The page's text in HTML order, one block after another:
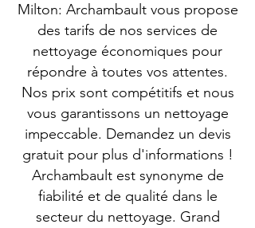
Milton: Archambault vous propose
des tarifs de nos services de
nettoyage économiques pour
répondre à toutes vos attentes.
Nos prix sont compétitifs et nous
vous garantissons un nettoyage
impeccable. Demandez un devis
gratuit pour plus d'informations !
Archambault est synonyme de
fiabilité et de qualité dans le
secteur du nettoyage. Grand